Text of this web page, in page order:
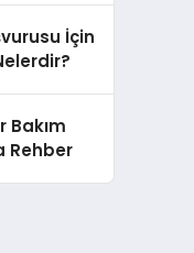
İçin
Bakım
Rehber